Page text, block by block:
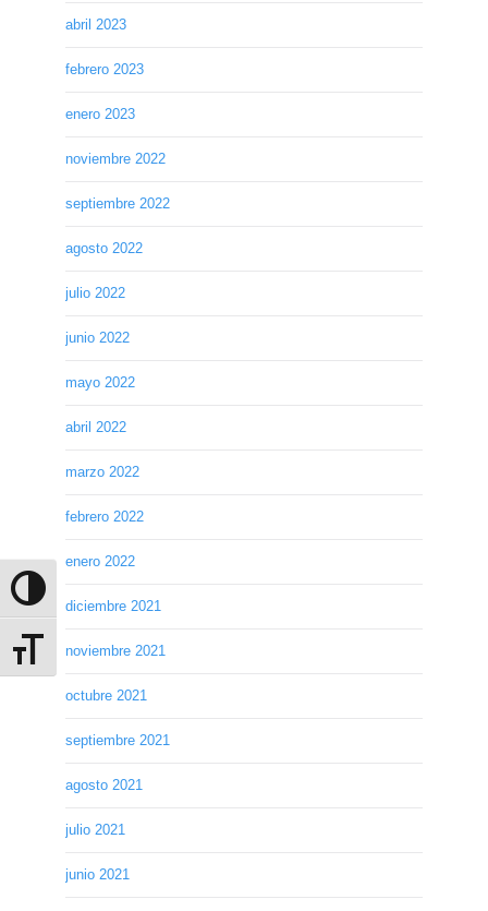
Alternar alto contraste
Alternar tamaño de letra
abril 2023
febrero 2023
enero 2023
noviembre 2022
septiembre 2022
agosto 2022
julio 2022
junio 2022
mayo 2022
abril 2022
marzo 2022
febrero 2022
enero 2022
diciembre 2021
noviembre 2021
octubre 2021
septiembre 2021
agosto 2021
julio 2021
junio 2021